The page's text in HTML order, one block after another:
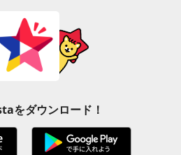
をダウンロード！